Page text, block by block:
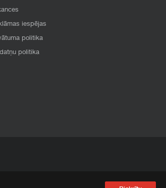
iespējas
politika
politika